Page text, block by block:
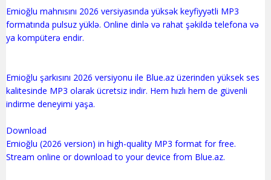
Emioğlu mahnısını 2026 versiyasında yüksək keyfiyyətli MP3
formatında pulsuz yüklə. Online dinlə və rahat şəkildə telefona və
ya kompüterə endir.
Emioğlu şarkısını 2026 versiyonu ile Blue.az üzerinden yüksek ses
kalitesinde MP3 olarak ücretsiz indir. Hem hızlı hem de güvenli
indirme deneyimi yaşa.
Download
Emioğlu (2026 version) in high-quality MP3 format for free.
Stream online or download to your device from Blue.az.